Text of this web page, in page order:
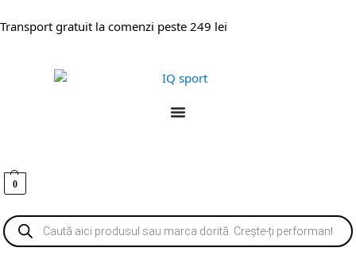
Transport gratuit la comenzi peste 249 lei
0